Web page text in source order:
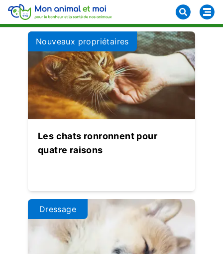
Nouveaux propriétaires
Les chats ronronnent pour
quatre raisons
Dressage